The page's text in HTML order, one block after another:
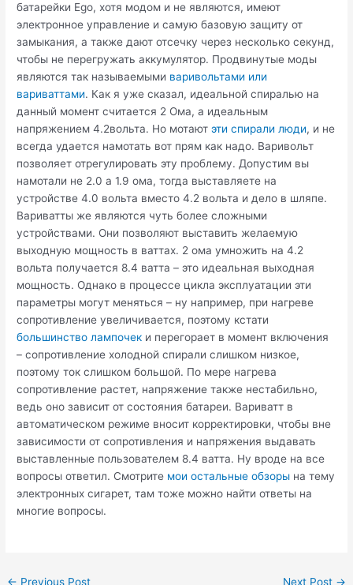
батарейки Ego, хотя модом и не являются, имеют
электронное управление и самую базовую защиту от
замыкания, а также дают отсечку через несколько секунд,
чтобы не перегружать аккумулятор. Продвинутые моды
являются так называемыми варивольтами или
вариваттами. Как я уже сказал, идеальной спиралью на
данный момент считается 2 Ома, а идеальным
напряжением 4.2вольта. Но мотаютэти спирали люди, и не
всегда удается намотать вот прям как надо. Варивольт
позволяет отрегулировать эту проблему. Допустим вы
намотали не 2.0 а 1.9 ома, тогда выставляете на
устройстве 4.0 вольта вместо 4.2 вольта и дело в шляпе.
Вариватты же являются чуть более сложными
устройствами. Они позволяют выставить желаемую
выходную мощность в ваттах. 2 ома умножить на 4.2
вольта получается 8.4 ватта – это идеальная выходная
мощность. Однако в процессе цикла эксплуатации эти
параметры могут меняться – ну например, при нагреве
сопротивление увеличивается, поэтому кстати
большинство лампочек и перегорает в момент включения
– сопротивление холодной спирали слишком низкое,
поэтому ток слишком большой. По мере нагрева
сопротивление растет, напряжение также нестабильно,
ведь оно зависит от состояния батареи. Вариватт в
автоматическом режиме вносит корректировки, чтобы вне
зависимости от сопротивления и напряжения выдавать
выставленные пользователем 8.4 ватта. Ну вроде на все
вопросы ответил. Смотрите мои остальные обзоры на тему
электронных сигарет, там тоже можно найти ответы на
многие вопросы.
Post
← Previous Post Next Post →